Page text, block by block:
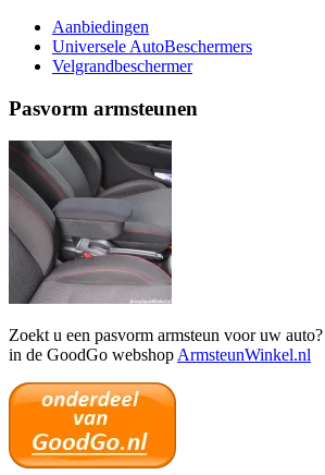
Aanbiedingen
Universele AutoBeschermers
Velgrandbeschermer
Pasvorm armsteunen
Zoekt u een pasvorm armsteun voor uw
in de GoodGo webshop ArmsteunWinkel.nl